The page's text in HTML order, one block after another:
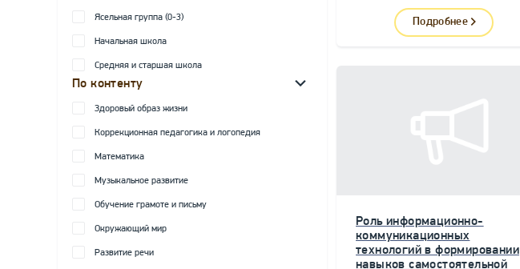
Ясельная группа (0-3)
Начальная школа
Средняя и старшая школа
По контенту
Здоровый образ жизни
Коррекционная педагогика и логопедия
Математика
Музыкальное развитие
Обучение грамоте и письму
Окружающий мир
Развитие речи
Подробнее
Роль информационно-
коммуникационных
технологий в формировании
навыков самостоятельной